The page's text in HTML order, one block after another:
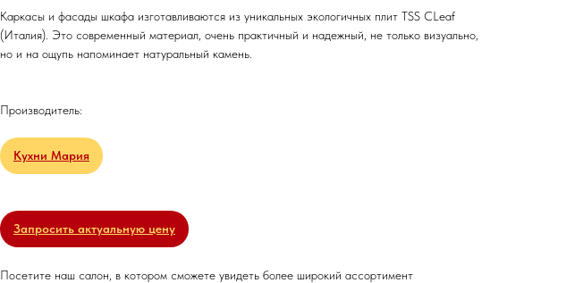
Каркасы и фасады шкафа изготавливаются из уникальных экологичных плит TSS CLeaf
(Италия). Это современный материал, очень практичный и надежный, не только визуально,
но и на ощупь напоминает натуральный камень.
Производитель:
Кухни Мария
Запросить актуальную цену
Посетите наш салон, в котором сможете увидеть более широкий ассортимент